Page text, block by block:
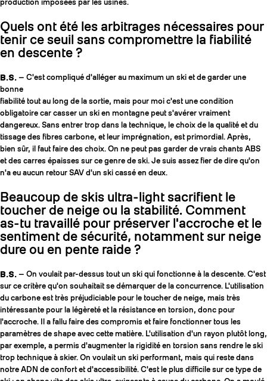
production imposées par les usines.
Quels ont été les arbitrages nécessaires pour
tenir ce seuil sans compromettre la fiabilité
en descente ?
B.S. — C'est compliqué d'alléger au maximum un ski et de garder une
bonne
fiabilité tout au long de la sortie, mais pour moi c'est une condition
obligatoire car casser un ski en montagne peut s'avérer vraiment
dangereux. Sans entrer trop dans la technique, le choix de la qualité et du
tissage des fibres carbone, et leur imprégnation, est primordial. Après,
bien sûr, il faut faire des choix. On ne peut pas garder de vrais chants ABS
et des carres épaisses sur ce genre de ski. Je suis assez fier de dire qu'on
n'a eu aucun retour SAV d'un ski cassé en deux.
Beaucoup de skis ultra-light sacrifient le
toucher de neige ou la stabilité. Comment
as-tu travaillé pour préserver l'accroche et le
sentiment de sécurité, notamment sur neige
dure ou en pente raide ?
B.S. — On voulait par-dessus tout un ski qui fonctionne à la descente. C'est
sur ce critère qu'on souhaitait se démarquer de la concurrence. L'utilisation
du carbone est très préjudiciable pour le toucher de neige, mais très
intéressante pour la légèreté et la résistance en torsion, donc pour
l'accroche. Il a fallu faire des compromis et faire fonctionner tous les
paramètres de shape avec cette matière. L'utilisation d'un rayon plutôt long,
par exemple, a permis d'augmenter la rigidité en torsion sans rendre le ski
trop technique à skier. On voulait un ski performant, mais qui reste dans
notre ADN de confort et d'accessibilité. C'est le plus difficile sur ce type de